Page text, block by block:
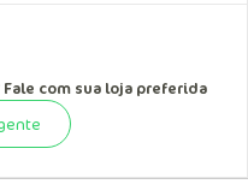
Fale com sua loja preferida